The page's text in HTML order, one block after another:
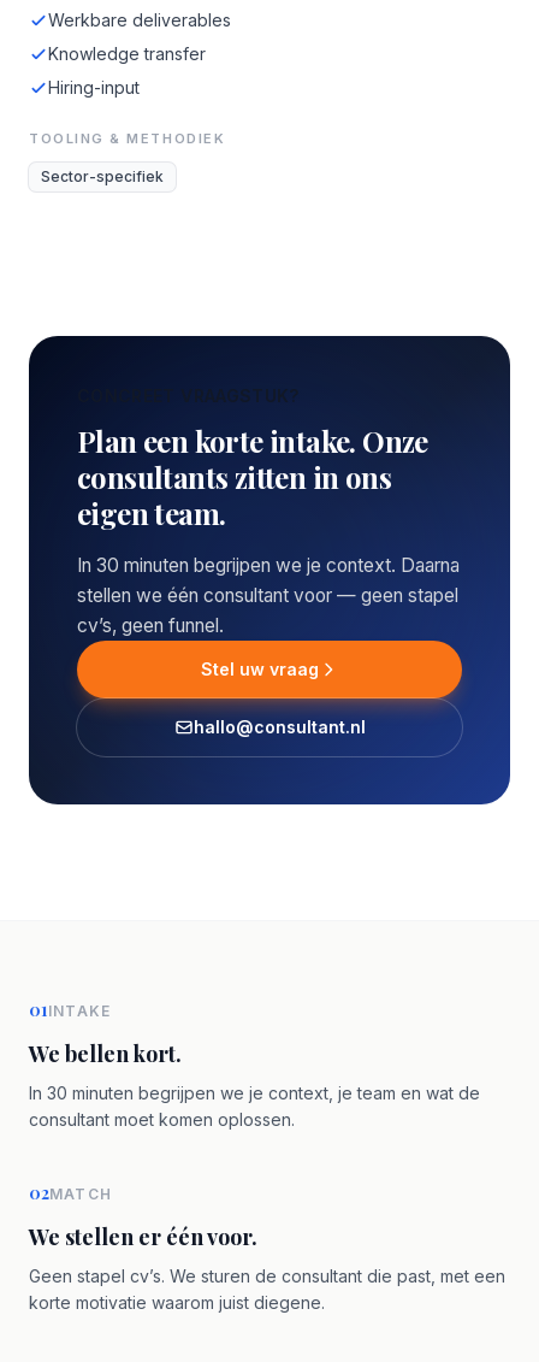
Werkbare deliverables
Knowledge transfer
Hiring-input
TOOLING & METHODIEK
Sector-specifiek
CONCREET VRAAGSTUK?
Plan een korte intake. Onze
consultants zitten in ons
eigen team.
In 30 minuten begrijpen we je context. Daarna
stellen we één consultant voor — geen stapel
cv’s, geen funnel.
Stel uw vraag
hallo@consultant.nl
01INTAKE
We bellen kort.
In 30 minuten begrijpen we je context, je team en wat de
consultant moet komen oplossen.
02MATCH
We stellen er één voor.
Geen stapel cv’s. We sturen de consultant die past, met een
korte motivatie waarom juist diegene.